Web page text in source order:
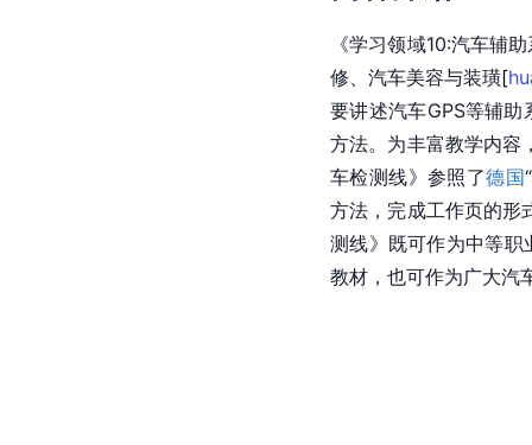
《学习领域10:汽车辅
修、汽车美容与装璜[
要讲述汽车GPS等辅
方法。为丰富教学内容
车检测线》参照了德国
方法，完成工作页的形
测线》既可作为中等职
教材，也可作为广大汽